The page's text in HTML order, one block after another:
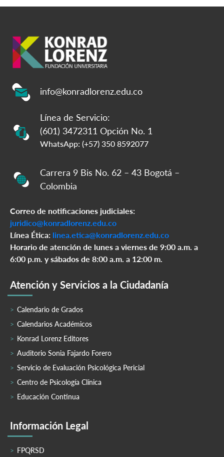
info@konradlorenz.edu.co
Línea de Servicio:
(601) 3472311 Opción No. 1
WhatsApp: (+57) 350 8592077
Carrera 9 Bis No. 62 – 43 Bogotá –
Colombia
Correo de notificaciones judiciales:
juridico@konradlorenz.edu.co
Línea Ética: linea.etica@konradlorenz.edu.co
Horario de atención de lunes a viernes de 9:00 a.m. a
6:00 p.m. y sábados de 8:00 a.m. a 12:00 m.
Atención y Servicios a la Ciudadanía
Calendario de Grados
Calendarios Académicos
Konrad Lorenz Editores
Auditorio Sonia Fajardo Forero
Servicio de Evaluación Psicológica Pericial
Centro de Psicología Clínica
Educación Continua
Información Legal
FPQRSD